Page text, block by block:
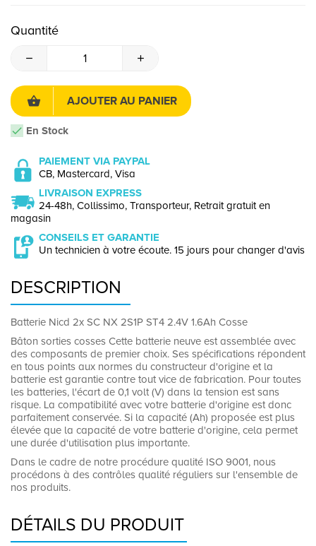
Quantité
AJOUTER AU PANIER
En Stock
PAIEMENT VIA PAYPAL
CB, Mastercard, Visa
LIVRAISON EXPRESS
24-48h, Collissimo, Transporteur, Retrait gratuit en
magasin
CONSEILS ET GARANTIE
Un technicien à votre écoute. 15 jours pour changer d'avis
DESCRIPTION
Batterie Nicd 2x SC NX 2S1P ST4 2.4V 1.6Ah Cosse
Bâton sorties cosses Cette batterie neuve est assemblée avec
des composants de premier choix. Ses spécifications répondent
en tous points aux normes du constructeur d'origine et la
batterie est garantie contre tout vice de fabrication. Pour toutes
les batteries, l'écart de 0,1 volt (V) dans la tension est sans
risque. La compatibilité avec votre batterie d'origine est donc
parfaitement conservée. Si la capacité (Ah) proposée est plus
élevée que la capacité de votre batterie d'origine, cela permet
une durée d'utilisation plus importante.
Dans le cadre de notre procédure qualité ISO 9001, nous
procédons à des contrôles qualité réguliers sur l'ensemble de
nos produits.
DÉTAILS DU PRODUIT